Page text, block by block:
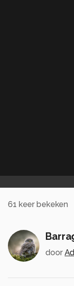
61 keer bekeken
door